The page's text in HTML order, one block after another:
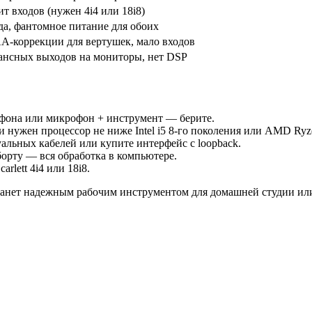
входов (нужен 4i4 или 18i8)
фантомное питание для обоих
коррекции для вертушек, мало входов
выходов на мониторы, нет DSP
или микрофон + инструмент — берите.
нужен процессор не ниже Intel i5 8-го поколения или AMD
кабелей или купите интерфейс с loopback.
— вся обработка в компьютере.
4i4 или 18i8.
надежным рабочим инструментом для домашней студии